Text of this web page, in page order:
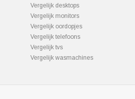
Vergelijk desktops
Vergelijk monitors
Vergelijk oordopjes
Vergelijk telefoons
Vergelijk tvs
Vergelijk wasmachines